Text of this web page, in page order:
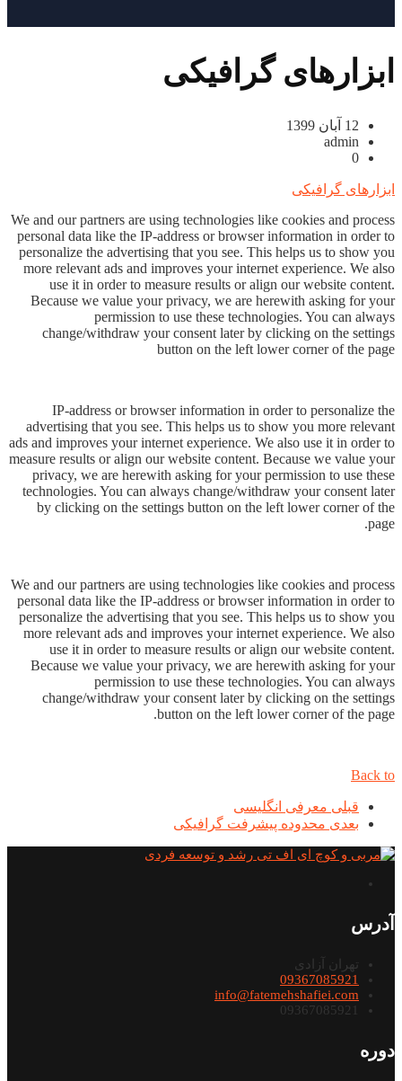
ابزارهای گرافیکی
12 آبان 1399
admin
0
ابزارهای گرافیکی
We and our partners are using technologies like cookies and process
personal data like the IP-address or browser information in order to
personalize the advertising that you see. This helps us to show you
more relevant ads and improves your internet experience. We also
use it in order to measure results or align our website content.
Because we value your privacy, we are herewith asking for your
permission to use these technologies. You can always
change/withdraw your consent later by clicking on the settings
button on the left lower corner of the page
IP-address or browser information in order to personalize the
advertising that you see. This helps us to show you more relevant
ads and improves your internet experience. We also use it in order to
measure results or align our website content. Because we value your
privacy, we are herewith asking for your permission to use these
technologies. You can always change/withdraw your consent later
by clicking on the settings button on the left lower corner of the
page.
We and our partners are using technologies like cookies and process
personal data like the IP-address or browser information in order to
personalize the advertising that you see. This helps us to show you
more relevant ads and improves your internet experience. We also
use it in order to measure results or align our website content.
Because we value your privacy, we are herewith asking for your
permission to use these technologies. You can always
change/withdraw your consent later by clicking on the settings
button on the left lower corner of the page.
Back to
قبلی معرفی انگلیسی
بعدی محدوده پیشرفت گرافیکی
آدرس
تهران آزادی
09367085921
info@fatemehshafiei.com
09367085921
دوره